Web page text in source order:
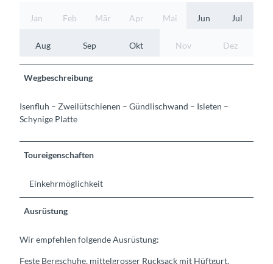
Jan Feb Mär Apr Mai Jun Jul
Aug Sep Okt Nov Dez
Wegbeschreibung
Isenfluh – Zweilütschienen – Gündlischwand – Isleten –
Schynige Platte
Toureigenschaften
Einkehrmöglichkeit
Ausrüstung
Wir empfehlen folgende Ausrüstung:
Feste Bergschuhe, mittelgrosser Rucksack mit Hüftgurt,